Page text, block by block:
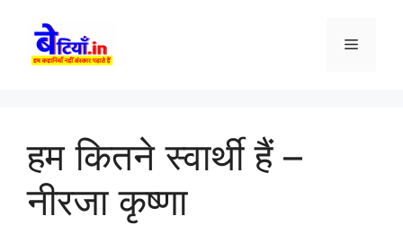
content
Menu
हम कितने स्वार्थी हैं –
नीरजा कृष्णा